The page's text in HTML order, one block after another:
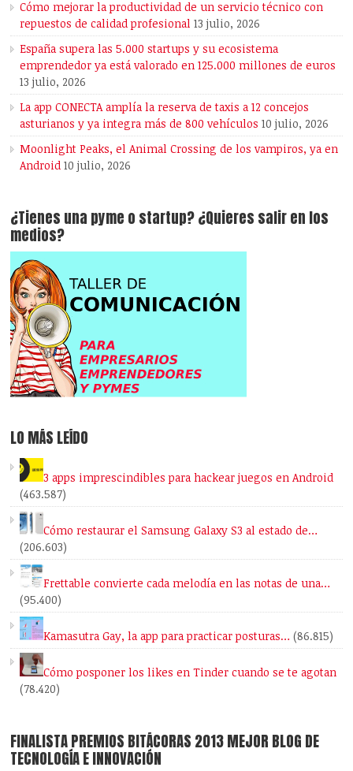
Cómo mejorar la productividad de un servicio técnico con
repuestos de calidad profesional 13 julio, 2026
España supera las 5.000 startups y su ecosistema
emprendedor ya está valorado en 125.000 millones de euros
13 julio, 2026
La app CONECTA amplía la reserva de taxis a 12 concejos
asturianos y ya integra más de 800 vehículos 10 julio, 2026
Moonlight Peaks, el Animal Crossing de los vampiros, ya en
Android 10 julio, 2026
¿Tienes una pyme o startup? ¿Quieres salir en los
medios?
LO MÁS LEÍDO
3 apps imprescindibles para hackear juegos en Android
(463.587)
Cómo restaurar el Samsung Galaxy S3 al estado de…
(206.603)
Frettable convierte cada melodía en las notas de una…
(95.400)
Kamasutra Gay, la app para practicar posturas… (86.815)
Cómo posponer los likes en Tinder cuando se te agotan
(78.420)
FINALISTA PREMIOS BITÁCORAS 2013 MEJOR BLOG DE
TECNOLOGÍA E INNOVACIÓN